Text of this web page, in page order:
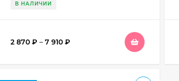
В НАЛИЧИИ
2 870 ₽ – 7 910 ₽